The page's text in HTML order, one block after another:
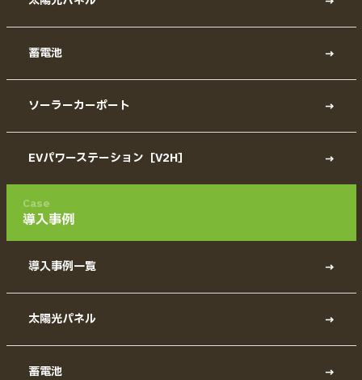
蓄電池
ソーラーカーポート
EVパワーステーション［V2H］
Case
導入事例
導入事例一覧
太陽光パネル
蓄電池